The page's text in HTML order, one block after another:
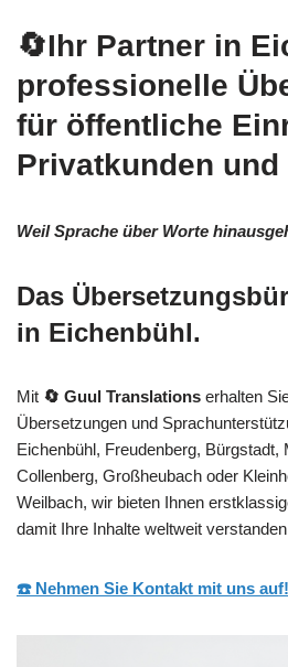
🔄Ihr Partner in
professionelle
für öffentliche
Privatkunden und
Weil Sprache über Worte
Das
in Eichenbühl.
Mit 🔄 Guul Translations erhalten
Übersetzungen und
Eichenbühl, Freudenberg, Bürgstadt,
Collenberg, Großheubach oder
Weilbach, wir bieten Ihnen
damit Ihre Inhalte weltweit
☎️ Nehmen Sie Kontakt mit uns auf!